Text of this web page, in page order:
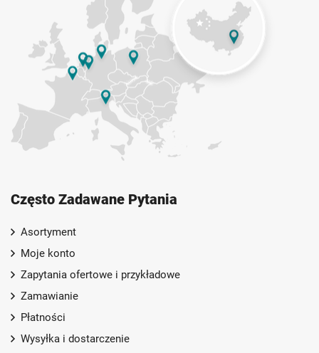
Często Zadawane Pytania
Asortyment
Moje konto
Zapytania ofertowe i przykładowe
Zamawianie
Płatności
Wysyłka i dostarczenie